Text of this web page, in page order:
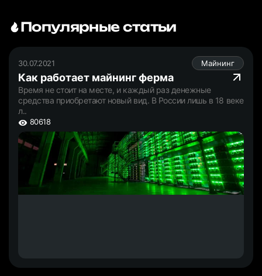
Популярные статьи
30.07.2021 Майнинг
Как работает майнинг ферма
Время не стоит на месте, и каждый раз денежные
средства приобретают новый вид. В России лишь в 18 веке
л..
80618